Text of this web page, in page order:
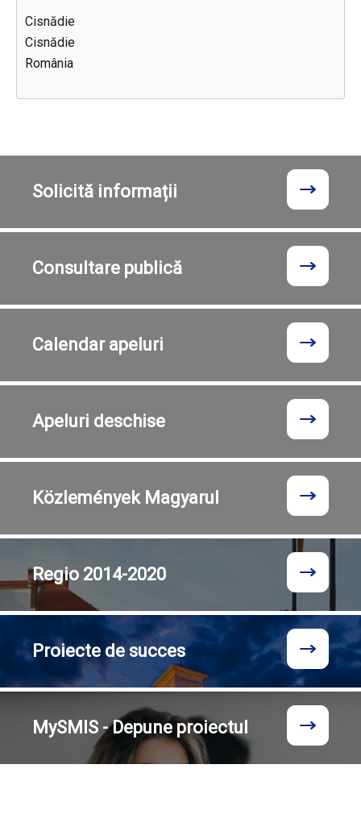
Cisnădie
Cisnădie
România
Solicită informații
Consultare publică
Calendar apeluri
Apeluri deschise
Közlemények Magyarul
Regio 2014-2020
Proiecte de succes
MySMIS - Depune proiectul